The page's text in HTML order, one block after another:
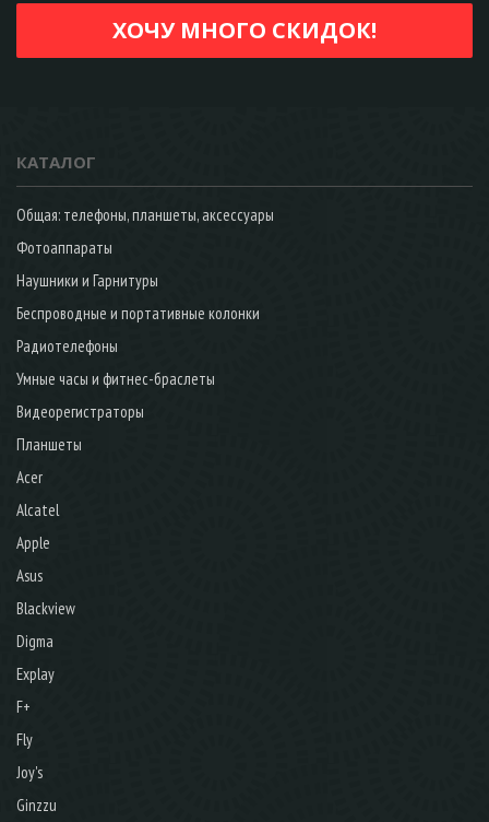
КАТАЛОГ
Общая: телефоны, планшеты, аксессуары
Фотоаппараты
Наушники и Гарнитуры
Беспроводные и портативные колонки
Радиотелефоны
Умные часы и фитнес-браслеты
Видеорегистраторы
Планшеты
Acer
Alcatel
Apple
Asus
Blackview
Digma
Explay
F+
Fly
Joy's
Ginzzu